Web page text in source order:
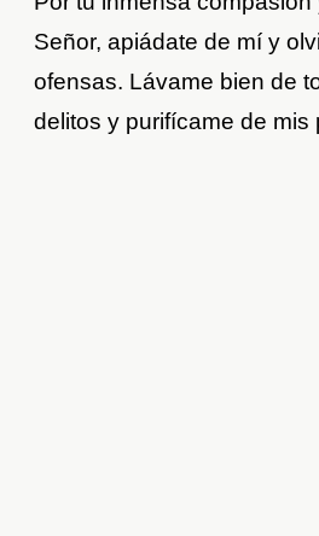
Señor, apiádate de mí y
ofensas. Lávame bien de
delitos y purifícame de mis